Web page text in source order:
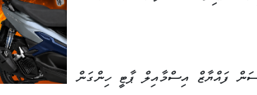
ފައްޔާޒް އިސްމާއިލް ޕާޓީ ހިންގަން